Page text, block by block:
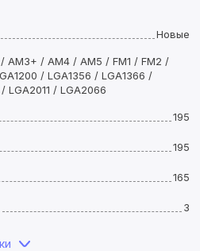
Новые
AM3+ / AM4 / AM5 / FM1 / FM2 /
/ LGA1356 / LGA1366 /
LGA2011 / LGA2066
195
195
165
3